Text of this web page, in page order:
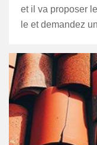
et il va proposer
le et demandez